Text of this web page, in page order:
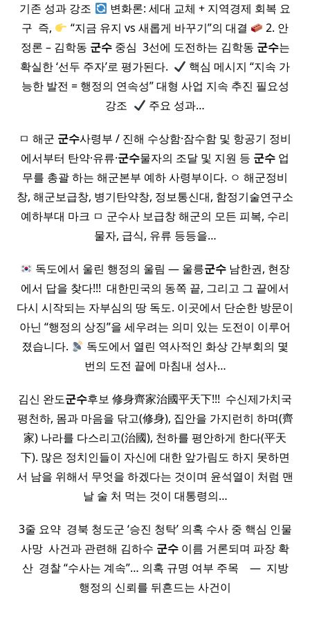
기존 성과 강조
변화론: 세대 교체 + 지역경제 회복 요
구 ​ 즉,
“지금 유지 vs 새롭게 바꾸기”의 대결
2. 안
정론 – 김학동 군수중심 ​ 3선에 도전하는 김학동 군수는
확실한 ‘선두 주자’로 평가된다. ​
핵심 메시지 “지속 가
능한 발전 = 행정의 연속성” 대형 사업 지속 추진 필요성
강조 ​
주요 성과…
ㅁ 해군 군수사령부 / 진해 수상함·잠수함 및 항공기 정비
에서부터 탄약·유류·군수물자의 조달 및 지원 등 군수 업
무를 총괄 하는 해군본부 예하 사령부이다. ㅇ 해군정비
창, 해군보급창, 병기탄약창, 정보통신대, 함정기술연구소
예하부대 마크 ㅁ 군수사 보급창 해군의 모든 피복, 수리
물자, 급식, 유류 등등을…
독도에서 울린 행정의 울림 — 울릉군수 남한권, 현장
에서 답을 찾다!!! ​ 대한민국의 동쪽 끝, 그리고 그 끝에서
다시 시작되는 자부심의 땅 독도. 이곳에서 단순한 방문이
아닌 “행정의 상징”을 세우려는 의미 있는 도전이 이루어
졌습니다.
독도에서 열린 역사적인 화상 간부회의 몇
번의 도전 끝에 마침내 성사…
김신 완도군수후보 修身齊家治國平天下!!! ​ 수신제가치국
평천하, 몸과 마음을 닦고(修身), 집안을 가지런히 하며(齊
家) 나라를 다스리고(治國), 천하를 평안하게 한다(平天
下). 많은 정치인들이 자신에 대한 앞가림도 하지 못하면
서 남을 위해서 무엇을 하겠다는 것이며 윤석열이 처럼 맨
날 술 처 먹는 것이 대통령의…
3줄 요약 ​ 경북 청도군 ‘승진 청탁’ 의혹 수사 중 핵심 인물
사망 ​ 사건과 관련해 김하수 군수 이름 거론되며 파장 확
산 ​ 경찰 “수사는 계속”… 의혹 규명 여부 주목 ​ ​ ​ — ​ 지방
행정의 신뢰를 뒤흔드는 사건이